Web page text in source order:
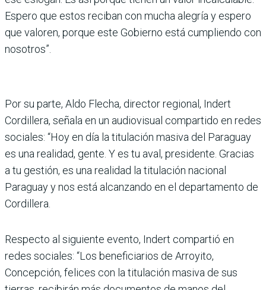
Espero que estos reciban con mucha alegría y espero
que valoren, porque este Gobierno está cumpliendo con
nosotros”.
Por su parte, Aldo Flecha, director regional, Indert
Cordillera, señala en un audiovisual compartido en redes
sociales: “Hoy en día la titulación masiva del Paraguay
es una realidad, gente. Y es tu aval, presidente. Gracias
a tu gestión, es una realidad la titulación nacional
Paraguay y nos está alcanzando en el departamento de
Cordillera.
Respecto al siguiente evento, Indert compartió en
redes sociales: “Los beneficiarios de Arroyito,
Concepción, felices con la titulación masiva de sus